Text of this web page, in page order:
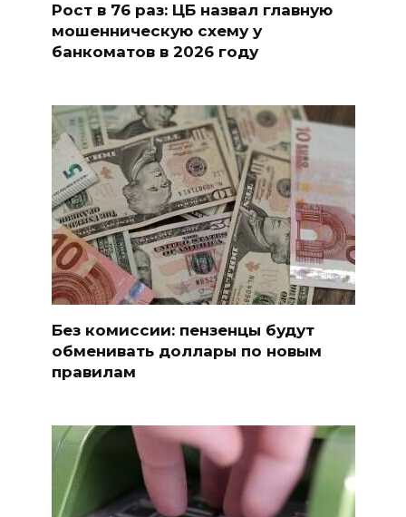
Рост в 76 раз: ЦБ назвал главную
мошенническую схему у
банкоматов в 2026 году
Без комиссии: пензенцы будут
обменивать доллары по новым
правилам